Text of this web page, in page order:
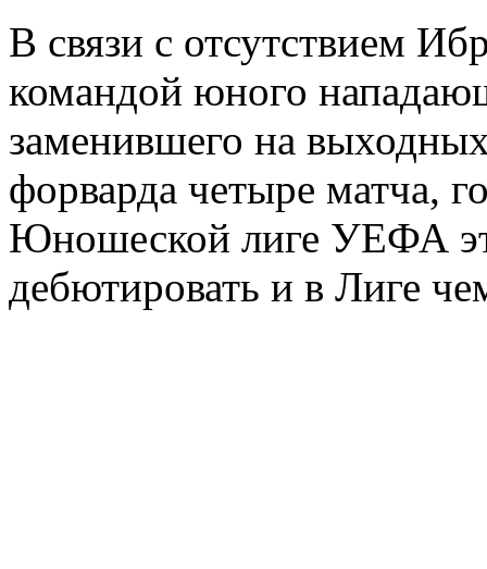
В связи с отсутствием
командой юного
заменившего на
форварда четыре матча,
Юношеской лиге УЕФА
дебютировать и в Лиге